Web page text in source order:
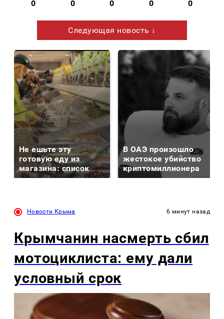
0 0 0 0 0
Следующая новость ↓
Не ешьте эту
готовую еду из
магазина: список
В ОАЭ произошло
жестокое убийство
криптомиллионера
Новости Крыма 6 минут назад
Крымчанин насмерть сбил
мотоциклиста: ему дали
условный срок